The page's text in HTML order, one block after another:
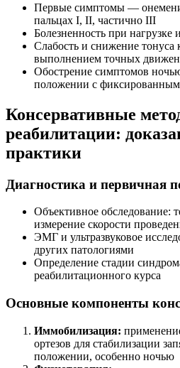
Первые симптомы —
пальцах I, II, частично III
Болезненность при нагрузке
Слабость и снижение тонуса
выполнением точных
Обострение симптомов
положении с фиксированным
Консервативные
реабилитации:
практики
Диагностика и первичная
Объективное обследование:
измерение скорости
ЭМГ и ультразвуковое
других патологиями
Определение стадии
реабилитационного курса
Основные компоненты
Иммобилизация:
ортезов для стабилизации
положении, особенно ночью